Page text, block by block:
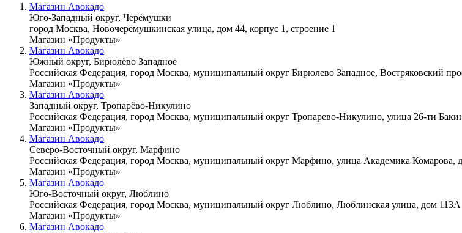
Магазин Авокадо
Юго-Западный округ, Черёмушки
город Москва, Новочерёмушкинская улица, дом 44, корпус 1, строение 1
Магазин «Продукты»
Магазин Авокадо
Южный округ, Бирюлёво Западное
Российская Федерация, город Москва, муниципальный округ Бирюлево Западное, Востряковский
Магазин «Продукты»
Магазин Авокадо
Западный округ, Тропарёво-Никулино
Российская Федерация, город Москва, муниципальный округ Тропарево-Никулино, улица 26-ти
Магазин «Продукты»
Магазин Авокадо
Северо-Восточный округ, Марфино
Российская Федерация, город Москва, муниципальный округ Марфино, улица Академика Комарова,
Магазин «Продукты»
Магазин Авокадо
Юго-Восточный округ, Люблино
Российская Федерация, город Москва, муниципальный округ Люблино, Люблинская улица, дом 113А
Магазин «Продукты»
Магазин Авокадо